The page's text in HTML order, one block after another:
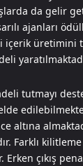
da gelir
ajanları
içerik üretimini
tutmayı
altına
Farklı
Erken çıkış